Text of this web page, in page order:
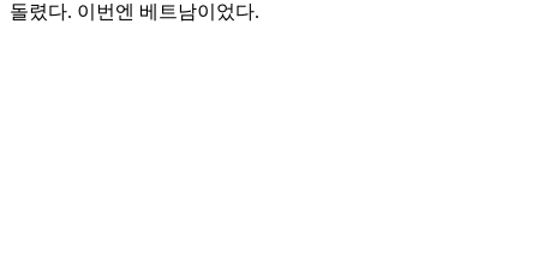
돌렸다. 이번엔 베트남이었다.